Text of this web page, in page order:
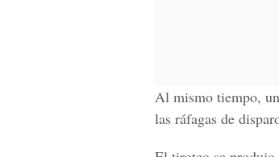
Al mismo tiempo,
las ráfagas de